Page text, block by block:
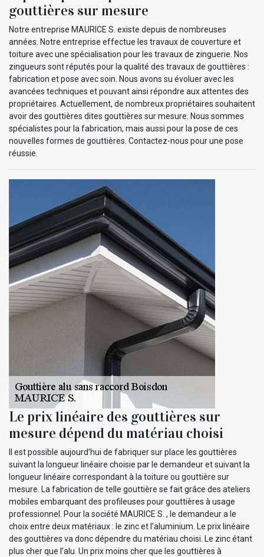
gouttières sur mesure
Notre entreprise MAURICE S. existe depuis de nombreuses
années. Notre entreprise effectue les travaux de couverture et
toiture avec une spécialisation pour les travaux de zinguerie. Nos
zingueurs sont réputés pour la qualité des travaux de gouttières :
fabrication et pose avec soin. Nous avons su évoluer avec les
avancées techniques et pouvant ainsi répondre aux attentes des
propriétaires. Actuellement, de nombreux propriétaires souhaitent
avoir des gouttières dites gouttières sur mesure. Nous sommes
spécialistes pour la fabrication, mais aussi pour la pose de ces
nouvelles formes de gouttières. Contactez-nous pour une pose
réussie.
Le prix linéaire des gouttières sur
mesure dépend du matériau choisi
Il est possible aujourd’hui de fabriquer sur place les gouttières
suivant la longueur linéaire choisie par le demandeur et suivant la
longueur linéaire correspondant à la toiture ou gouttière sur
mesure. La fabrication de telle gouttière se fait grâce des ateliers
mobiles embarquant des profileuses pour gouttières à usage
professionnel. Pour la société MAURICE S. , le demandeur a le
choix entre deux matériaux : le zinc et l’aluminium. Le prix linéaire
des gouttières va donc dépendre du matériau choisi. Le zinc étant
plus cher que l’alu. Un prix moins cher que les gouttières à